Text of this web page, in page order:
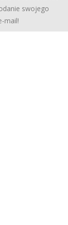
swojego
mail!